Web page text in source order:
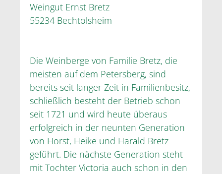
Weingut Ernst Bretz
55234 Bechtolsheim
Die Weinberge von Familie Bretz, die
meisten auf dem Petersberg, sind
bereits seit langer Zeit in Familienbesitz,
schließlich besteht der Betrieb schon
seit 1721 und wird heute überaus
erfolgreich in der neunten Generation
von Horst, Heike und Harald Bretz
geführt. Die nächste Generation steht
mit Tochter Victoria auch schon in den